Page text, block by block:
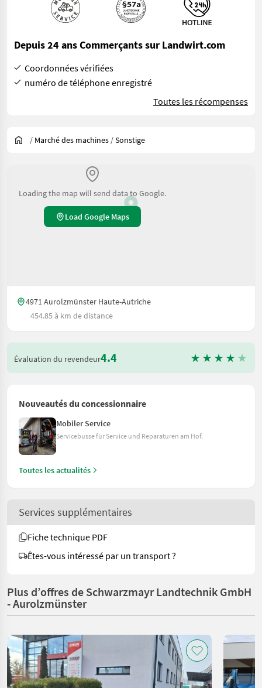
Depuis 24 ans Commerçants sur Landwirt.com
Coordonnées vérifiées
numéro de téléphone enregistré
Toutes les récompenses
/ Marché des machines /Sonstige
Loading the map will send data to Google.
Load Google Maps
4971 Aurolzmünster Haute-Autriche
454.85 à km de distance
Évaluation du revendeur4.4
Nouveautés du concessionnaire
Mobiler Service
Servicebusse für Service und Reparaturen am Hof.
Toutes les actualités
Services supplémentaires
Fiche technique PDF
Êtes-vous intéressé par un transport ?
Plus d’offres de Schwarzmayr Landtechnik GmbH
- Aurolzmünster